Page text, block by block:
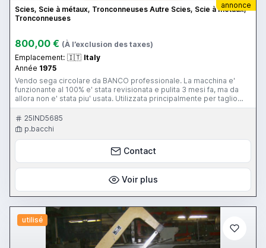
annonce
Scies, Scie à métaux, Tronconneuses Autre Scies, Scie à métaux,
Tronconneuses
800,00 € (À l’exclusion des taxes)
Emplacement: 🇮🇹 Italy
Année 1975
Vendo sega circolare da BANCO professionale. La macchina e'
funzionante al 100% e' stata revisionata e pulita 3 mesi fa, ma da
allora non e' stata piu' usata. Utilizzata principalmente per taglio
PLEXIGLASS, ma sono a corredo altre lame per altri materiali. La
macchina al momento si trova a ROMA, dato il peso non si
effettuano spedizioni. Su appuntamento e' visionabile e in caso di
acquisto, il trasporto e la logistica sono a carico del compratore.
Data l'eta' e la vendita effettuata da un privato, l'apparecchio non ha
garanzia. Grazie per l'attenzione. posso rispondere a qualsiasi
domanda al numero 3281686909 Saluti.
25IND5685
p.bacchi
Contact
Voir plus
utilisé